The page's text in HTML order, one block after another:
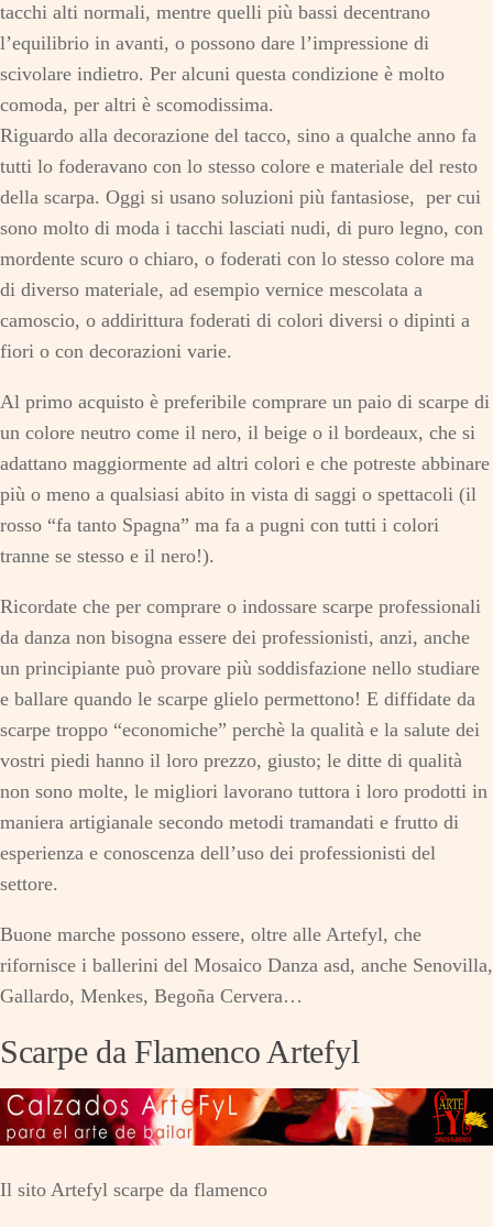
tacchi alti normali, mentre quelli più bassi decentrano
l’equilibrio in avanti, o possono dare l’impressione di
scivolare indietro. Per alcuni questa condizione è molto
comoda, per altri è scomodissima.
Riguardo alla decorazione del tacco, sino a qualche anno fa
tutti lo foderavano con lo stesso colore e materiale del resto
della scarpa. Oggi si usano soluzioni più fantasiose, per cui
sono molto di moda i tacchi lasciati nudi, di puro legno, con
mordente scuro o chiaro, o foderati con lo stesso colore ma
di diverso materiale, ad esempio vernice mescolata a
camoscio, o addirittura foderati di colori diversi o dipinti a
fiori o con decorazioni varie.
Al primo acquisto è preferibile comprare un paio di scarpe di
un colore neutro come il nero, il beige o il bordeaux, che si
adattano maggiormente ad altri colori e che potreste abbinare
più o meno a qualsiasi abito in vista di saggi o spettacoli (il
rosso “fa tanto Spagna” ma fa a pugni con tutti i colori
tranne se stesso e il nero!).
Ricordate che per comprare o indossare scarpe professionali
da danza non bisogna essere dei professionisti, anzi, anche
un principiante può provare più soddisfazione nello studiare
e ballare quando le scarpe glielo permettono! E diffidate da
scarpe troppo “economiche” perchè la qualità e la salute dei
vostri piedi hanno il loro prezzo, giusto; le ditte di qualità
non sono molte, le migliori lavorano tuttora i loro prodotti in
maniera artigianale secondo metodi tramandati e frutto di
esperienza e conoscenza dell’uso dei professionisti del
settore.
Buone marche possono essere, oltre alle Artefyl, che
rifornisce i ballerini del Mosaico Danza asd, anche Senovilla,
Gallardo, Menkes, Begoña Cervera…
Scarpe da Flamenco Artefyl
Il sito Artefyl scarpe da flamenco